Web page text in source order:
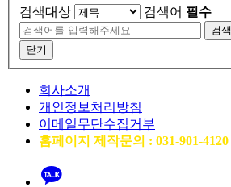
검색대상 검색어 필수
검색
닫기
회사소개
개인정보처리방침
이메일무단수집거부
홈페이지 제작문의 : 031-901-4120